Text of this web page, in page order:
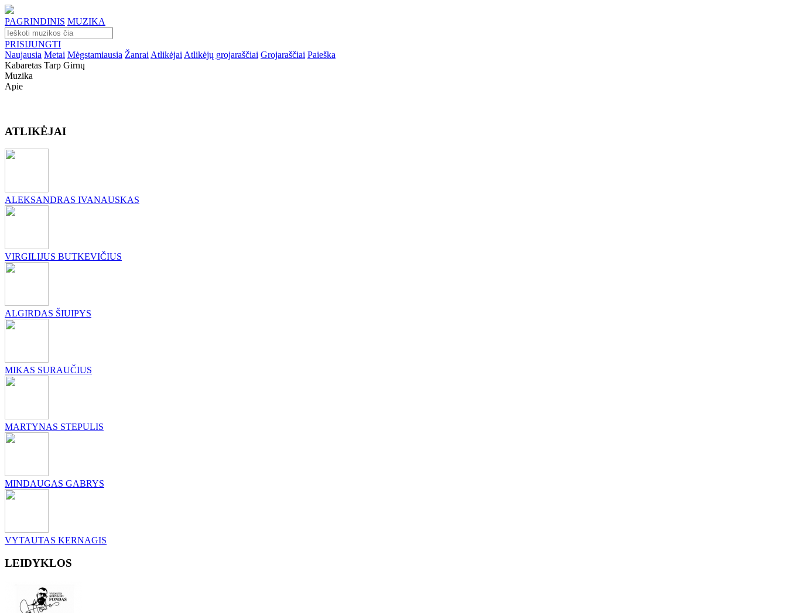
PAGRINDINIS MUZIKA
PRISIJUNGTI
Naujausia Metai Mėgstamiausia Žanrai Atlikėjai Atlikėjų grojaraščiai Grojaraščiai Paieška
Kabaretas Tarp Girnų
Muzika
Apie
ATLIKĖJAI
ALEKSANDRAS IVANAUSKAS
VIRGILIJUS BUTKEVIČIUS
ALGIRDAS ŠIUIPYS
MIKAS SURAUČIUS
MARTYNAS STEPULIS
MINDAUGAS GABRYS
VYTAUTAS KERNAGIS
LEIDYKLOS